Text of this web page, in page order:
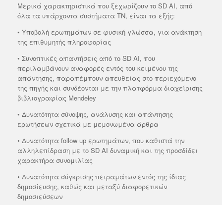
Μερικά χαρακτηριστικά που ξεχωρίζουν το SD AI, από
όλα τα υπάρχοντα συστήματα ΤΝ, είναι τα εξής:
• Υποβολή ερωτημάτων σε φυσική γλώσσα, για ανάκτηση
της επιθυμητής πληροφορίας
• Συνοπτικές απαντήσεις από το SD AI, που
περιλαμβάνουν αναφορές εντός του κειμένου της
απάντησης, παραπέμπουν απευθείας στο περιεχόμενο
της πηγής και συνδέονται με την πλατφόρμα διαχείρισης
βιβλιογραφίας Mendeley
• Δυνατότητα σύνοψης, ανάλυσης και απάντησης
ερωτήσεων σχετικά με μεμονωμένα άρθρα
• Δυνατότητα follow up ερωτημάτων, που καθιστά την
αλληλεπίδραση με το SD AI δυναμική και της προσδίδει
χαρακτήρα συνομιλίας
• Δυνατότητα σύγκρισης πειραμάτων εντός της ίδιας
δημοσίευσης, καθώς και μεταξύ διαφορετικών
δημοσιεύσεων